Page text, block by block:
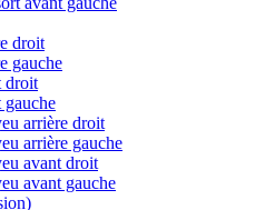
droit
gauche
droit
arrière droit
arrière gauche
avant droit
avant gauche